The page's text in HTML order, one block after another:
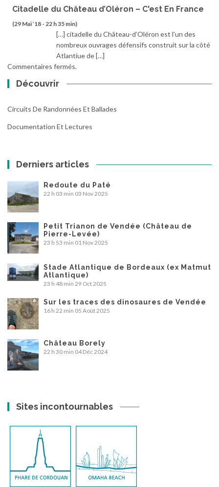
Citadelle du Château d’Oléron – C'est En France
(29 Mai ’18 - 22 h 35 min)
[…] citadelle du Château-d’Oléron est l’un des
nombreux ouvrages défensifs construit sur la côté
Atlantiue de […]
Commentaires fermés.
Découvrir
Circuits De Randonnées Et Ballades
Documentation Et Lectures
Derniers articles
Redoute du Paté
22 h 03 min 03 Nov 2025
Petit Trianon de Vendée (Château de
Pierre-Levée)
23 h 53 min 01 Nov 2025
Stade Atlantique de Bordeaux (ex Matmut
Atlantique)
23 h 48 min 29 Oct 2025
Sur les traces des dinosaures de Vendée
16 h 22 min 05 Août 2025
Château Borely
22 h 30 min 04 Déc 2024
Sites incontournables